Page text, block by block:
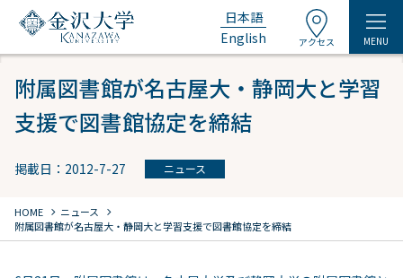
日本語
English
アクセス MENU
附属図書館が名古屋大・静岡大と学習
支援で図書館協定を締結
掲載日：2012-7-27 ニュース
HOME chevron_right ニュース chevron_right
附属図書館が名古屋大・静岡大と学習支援で図書館協定を締結